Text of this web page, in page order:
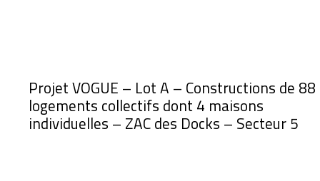
Projet VOGUE – Lot A – Constructions de 88
logements collectifs dont 4 maisons
individuelles – ZAC des Docks – Secteur 5